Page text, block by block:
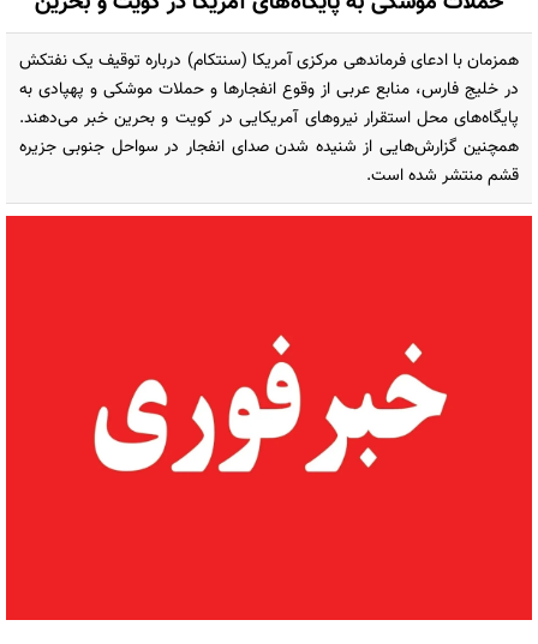
همزمان با ادعای فرماندهی مرکزی آمریکا (سنتکام) درباره توقیف یک نفتکش
در خلیج فارس، منابع عربی از وقوع انفجارها و حملات موشکی و پهپادی به
پایگاه‌های محل استقرار نیروهای آمریکایی در کویت و بحرین خبر می‌دهند.
همچنین گزارش‌هایی از شنیده شدن صدای انفجار در سواحل جنوبی جزیره
قشم منتشر شده است.